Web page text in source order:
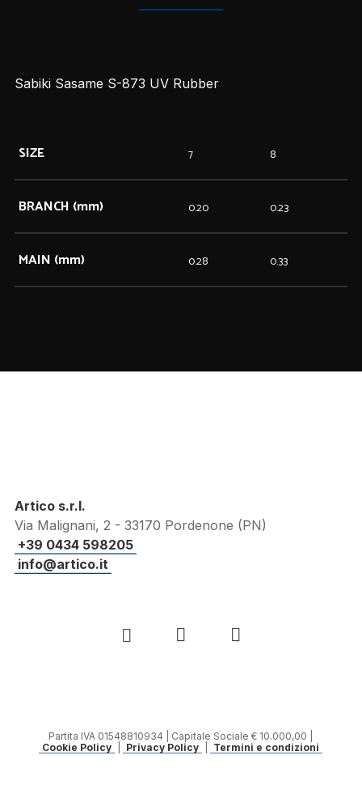
Sabiki Sasame S-873 UV Rubber
SIZE 7 8
BRANCH (mm) 0.20 0.23
MAIN (mm) 0.28 0.33
Artico s.r.l.
Via Malignani, 2 - 33170 Pordenone (PN)
+39 0434 598205
info@artico.it
Partita IVA 01548810934 | Capitale Sociale € 10.000,00 |
Cookie Policy
Privacy Policy Termini e condizioni